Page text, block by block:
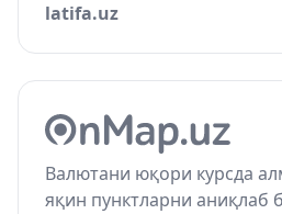
latifa.uz
Валютани юқори курсда
яқин пунктларни аниқлаб